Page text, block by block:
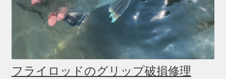
フライロッドのグリップ破損修理